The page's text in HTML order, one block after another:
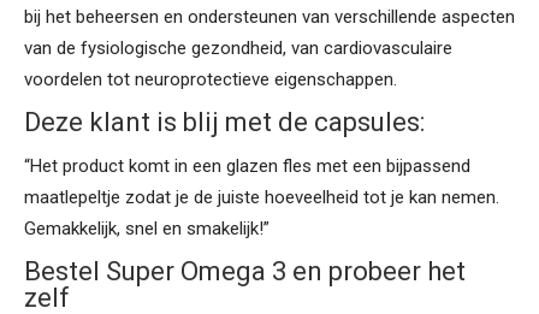
bij het beheersen en ondersteunen van verschillende aspecten
van de fysiologische gezondheid, van cardiovasculaire
voordelen tot neuroprotectieve eigenschappen.
Deze klant is blij met de capsules:
“Het product komt in een glazen fles met een bijpassend
maatlepeltje zodat je de juiste hoeveelheid tot je kan nemen.
Gemakkelijk, snel en smakelijk!”
Bestel Super Omega 3 en probeer het
zelf